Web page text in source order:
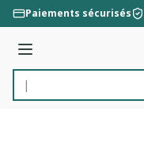
Aller au contenu
Paiements sécurisés
Menu
Rechercher